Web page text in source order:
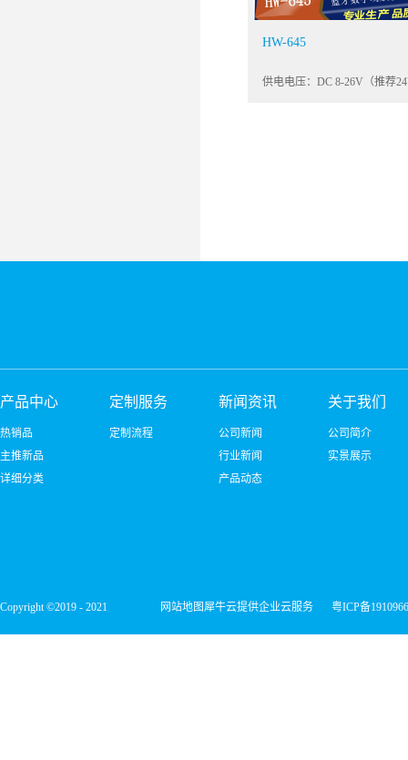
HW-645
产品中心
热销品
主推新品
详细分类
定制服务
定制流程
新闻资讯
公司新闻
行业新闻
产品动态
关于我们
公司简介
实景展示
Copyright ©2019 - 2021 网站地图犀牛云提供企业云服务 粤ICP备